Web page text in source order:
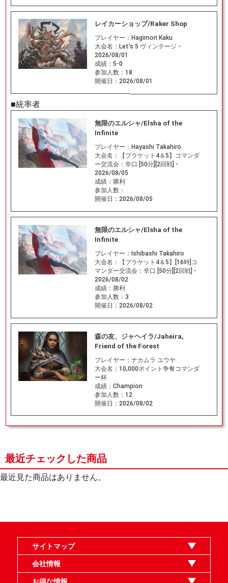
レイカーショップ/Raker Shop
プレイヤー： Hagimori Kaku
大会名： Let's 5 ヴィンテージ -
2026/08/01
成績： 5-0
参加人数： 18
開催日： 2026/08/01
■統率者
無限のエルシャ/Elsha of the
Infinite
プレイヤー： Hayashi Takahiro
大会名：
【ブラケット4＆5】コマンダ
ー交流会：辛口 [50分][2回戦] -
2026/08/05
成績： 勝利
参加人数：
開催日： 2026/08/05
無限のエルシャ/Elsha of the
Infinite
プレイヤー： Ishibashi Takahiro
大会名：
【ブラケット4＆5】[16時]コ
マンダー交流会：辛口 [50分][2回戦] -
2026/08/02
成績： 勝利
参加人数： 3
開催日： 2026/08/02
森の友、ジャヘイラ/Jaheira,
Friend of the Forest
プレイヤー： ナカムラ ユウヤ
大会名： 10,000ポイント争奪コマンダ
ー杯
成績： Champion
参加人数： 12
開催日： 2026/08/02
最近チェックした商品
最近見た商品はありません。
サイトマップ
オンラインショップ
買取
記事
選手一覧
デッキ検索
デッキ構築
イベント・大会
店舗のご案内
お問い合わせ
ヘルプ
FAQ
会社情報
利用規約
スタッフ募集
特定商取引法表示
個人情報保護指針
企業情報